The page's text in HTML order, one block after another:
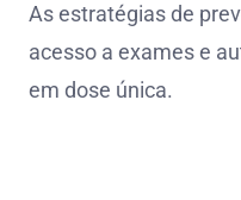
As estratégias de
acesso a exames e
em dose única.